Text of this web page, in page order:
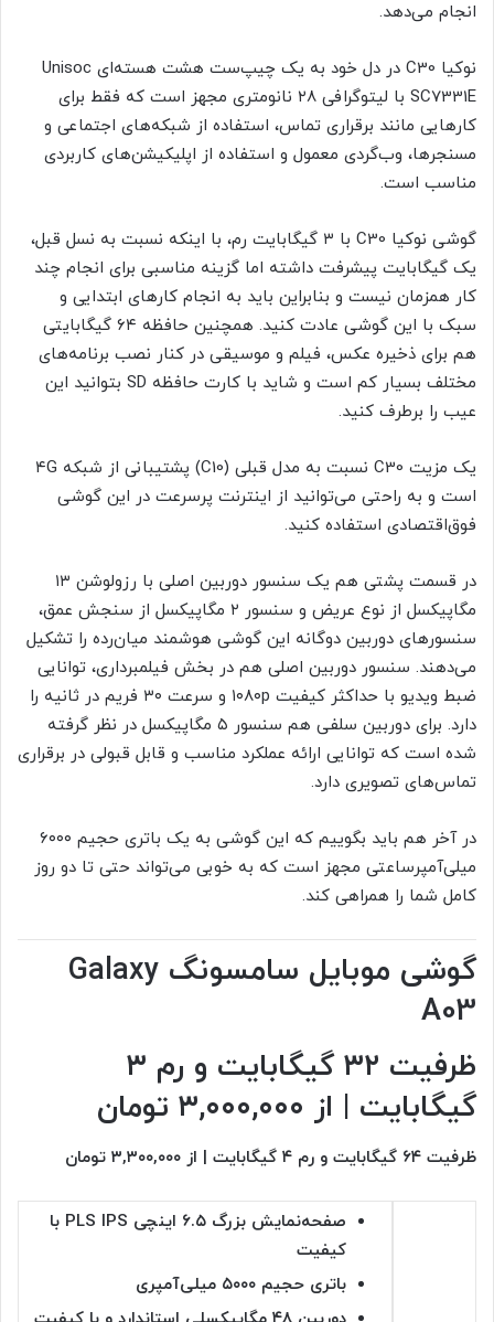
انجام می‌دهد.
نوکیا C30 در دل خود به یک چیپ‌ست هشت هسته‌ای Unisoc
SC7331E با لیتوگرافی ۲۸ نانومتری مجهز است که فقط برای
کارهایی مانند برقراری تماس، استفاده از شبکه‌‌های اجتماعی و
مسنجرها، وب‌گردی معمول و استفاده از اپلیکیشن‌های کاربردی
مناسب است.
گوشی نوکیا C30 با ۳ گیگابایت رم، با اینکه نسبت به نسل قبل،
یک گیگابایت پیشرفت داشته اما گزینه مناسبی برای انجام چند
کار همزمان نیست و بنابراین باید به انجام کارهای ابتدایی و
سبک با این گوشی عادت کنید. همچنین حافظه ۶۴ گیگابایتی
هم برای ذخیره عکس، فیلم و موسیقی در کنار نصب برنامه‌های
مختلف بسیار کم است و شاید با کارت حافظه SD بتوانید این
عیب را برطرف کنید.
یک مزیت C30 نسبت به مدل قبلی (C10) پشتیبانی از شبکه ۴G
است و به راحتی می‌توانید از اینترنت پرسرعت در این گوشی
فوق‌اقتصادی استفاده کنید.
در قسمت پشتی هم یک سنسور دوربین اصلی با رزولوشن ۱۳
مگاپیکسل از نوع عریض و سنسور ۲ مگاپیکسل از سنجش عمق،
سنسور‌های دوربین دو‌گانه این گوشی هوشمند میان‌رده را تشکیل
می‌دهند. سنسور دوربین اصلی هم در بخش فیلمبرداری، توانایی
ضبط ویدیو با حداکثر کیفیت ۱۰۸۰p و سرعت ۳۰ فریم در ثانیه را
دارد. برای دوربین سلفی هم سنسور ۵ مگاپیکسل در نظر گرفته
شده است که توانایی ارائه عملکرد مناسب و قابل قبولی در برقراری
تماس‌های تصویری دارد.
در آخر هم باید بگوییم که این گوشی به یک باتری حجیم ۶۰۰۰
میلی‌آمپرساعتی مجهز است که به خوبی می‌تواند حتی تا دو روز
کامل شما را همراهی کند.
گوشی موبایل سامسونگ Galaxy
A03
ظرفیت ۳۲ گیگابایت و رم ۳
گیگابایت | از ۳,۰۰۰,۰۰۰ تومان
ظرفیت ۶۴ گیگابایت و رم ۴ گیگابایت | از ۳,۳۰۰,۰۰۰ تومان
صفحه‌نمایش بزرگ ۶.۵ اینچی PLS IPS با
کیفیت
باتری حجیم ۵۰۰۰ میلی‌آمپری